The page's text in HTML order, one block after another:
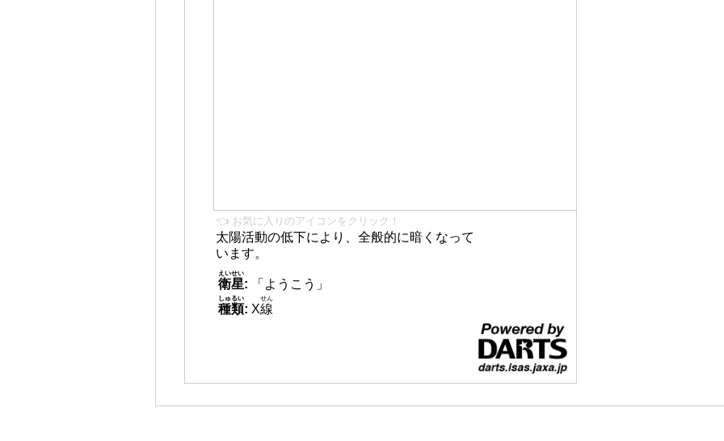
👈 お気に入りのアイコンをクリック！
太陽活動の低下により、全般的に暗くなって
います。
衛星
えいせい
:
「ようこう」
種類
しゅるい
: X線
せん